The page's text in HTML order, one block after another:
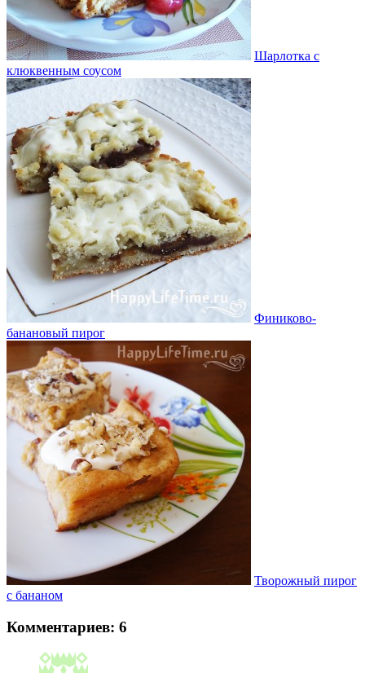
Шарлотка с
клюквенным соусом
Финиково-
банановый пирог
Творожный пирог
с бананом
Комментариев: 6